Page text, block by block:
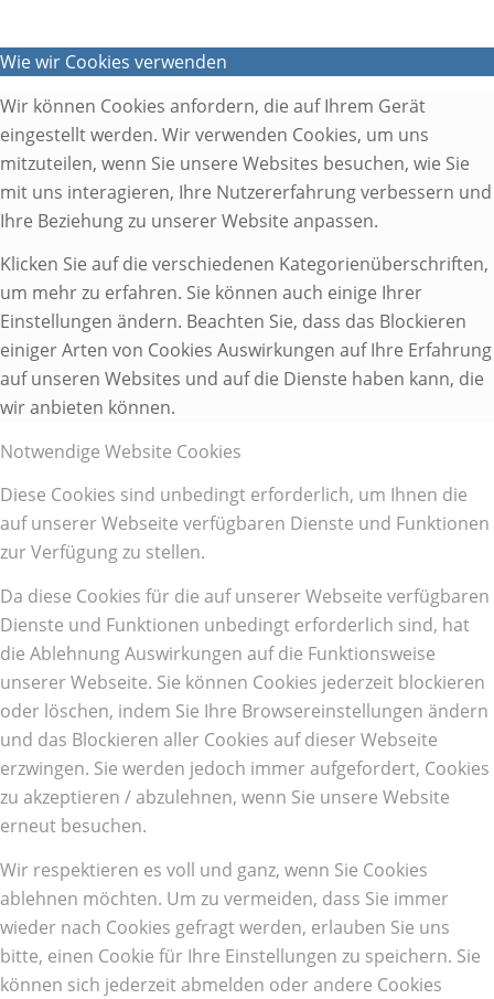
Wie wir Cookies verwenden
Wir können Cookies anfordern, die auf Ihrem Gerät
eingestellt werden. Wir verwenden Cookies, um uns
mitzuteilen, wenn Sie unsere Websites besuchen, wie Sie
mit uns interagieren, Ihre Nutzererfahrung verbessern und
Ihre Beziehung zu unserer Website anpassen.
Klicken Sie auf die verschiedenen Kategorienüberschriften,
um mehr zu erfahren. Sie können auch einige Ihrer
Einstellungen ändern. Beachten Sie, dass das Blockieren
einiger Arten von Cookies Auswirkungen auf Ihre Erfahrung
auf unseren Websites und auf die Dienste haben kann, die
wir anbieten können.
Notwendige Website Cookies
Diese Cookies sind unbedingt erforderlich, um Ihnen die
auf unserer Webseite verfügbaren Dienste und Funktionen
zur Verfügung zu stellen.
Da diese Cookies für die auf unserer Webseite verfügbaren
Dienste und Funktionen unbedingt erforderlich sind, hat
die Ablehnung Auswirkungen auf die Funktionsweise
unserer Webseite. Sie können Cookies jederzeit blockieren
oder löschen, indem Sie Ihre Browsereinstellungen ändern
und das Blockieren aller Cookies auf dieser Webseite
erzwingen. Sie werden jedoch immer aufgefordert, Cookies
zu akzeptieren / abzulehnen, wenn Sie unsere Website
erneut besuchen.
Wir respektieren es voll und ganz, wenn Sie Cookies
ablehnen möchten. Um zu vermeiden, dass Sie immer
wieder nach Cookies gefragt werden, erlauben Sie uns
bitte, einen Cookie für Ihre Einstellungen zu speichern. Sie
können sich jederzeit abmelden oder andere Cookies